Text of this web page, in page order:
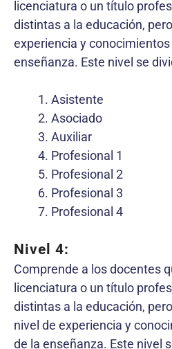
licenciatura o un título
distintas a la educación,
experiencia y
enseñanza. Este nivel se
Asistente
Asociado
Auxiliar
Profesional 1
Profesional 2
Profesional 3
Profesional 4
Nivel 4:
Comprende a los docentes
licenciatura o un título
distintas a la educación,
nivel de experiencia y
de la enseñanza. Este nivel